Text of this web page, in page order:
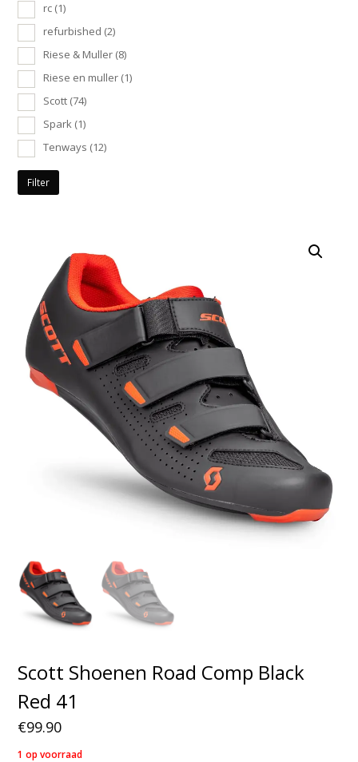
rc (1)
refurbished (2)
Riese & Muller (8)
Riese en muller (1)
Scott (74)
Spark (1)
Tenways (12)
Filter
Scott Shoenen Road Comp Black
Red 41
€99.90
1 op voorraad